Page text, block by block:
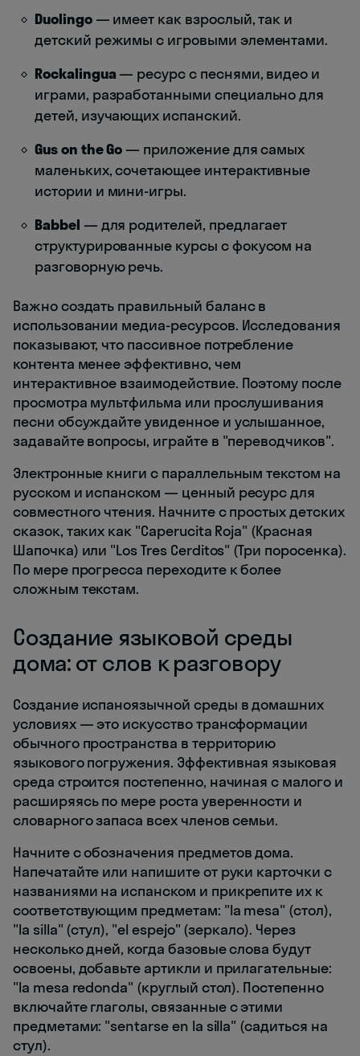
Duolingo— имеет как взрослый, так и
детский режимы с игровыми элементами.
Rockalingua — ресурс с песнями, видео и
играми, разработанными специально для
детей, изучающих испанский.
Gus on the Go — приложение для самых
маленьких, сочетающее интерактивные
истории и мини-игры.
Babbel — для родителей, предлагает
структурированные курсы с фокусом на
разговорную речь.
Важно создать правильный баланс в
использовании медиа-ресурсов. Исследования
показывают, что пассивное потребление
контента менее эффективно, чем
интерактивное взаимодействие. Поэтому после
просмотра мультфильма или прослушивания
песни обсуждайте увиденное и услышанное,
задавайте вопросы, играйте в "переводчиков".
Электронные книги с параллельным текстом на
русском и испанском — ценный ресурс для
совместного чтения. Начните с простых детских
сказок, таких как "Caperucita Roja" (Красная
Шапочка) или "Los Tres Cerditos" (Три поросенка).
По мере прогресса переходите к более
сложным текстам.
Создание языковой среды
дома: от слов к разговору
Создание испаноязычной среды в домашних
условиях — это искусство трансформации
обычного пространства в территорию
языкового погружения. Эффективная языковая
среда строится постепенно, начиная с малого и
расширяясь по мере роста уверенности и
словарного запаса всех членов семьи.
Начните с обозначения предметов дома.
Напечатайте или напишите от руки карточки с
названиями на испанском и прикрепите их к
соответствующим предметам: "la mesa" (стол),
"la silla" (стул), "el espejo" (зеркало). Через
несколько дней, когда базовые слова будут
освоены, добавьте артикли и прилагательные:
"la mesa redonda" (круглый стол). Постепенно
включайте глаголы, связанные с этими
предметами: "sentarse en la silla" (садиться на
стул).